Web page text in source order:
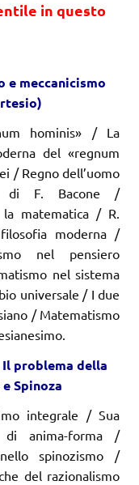
in questo
e meccanicismo
rtesio)
hominis» / La
del «regnum
/ Regno dell’uomo
di F. Bacone /
la matematica / R.
moderna /
nel pensiero
nel sistema
universale / I due
/ Matematismo
Il problema della
Spinoza
integrale / Sua
di anima-forma /
spinozismo /
del razionalismo